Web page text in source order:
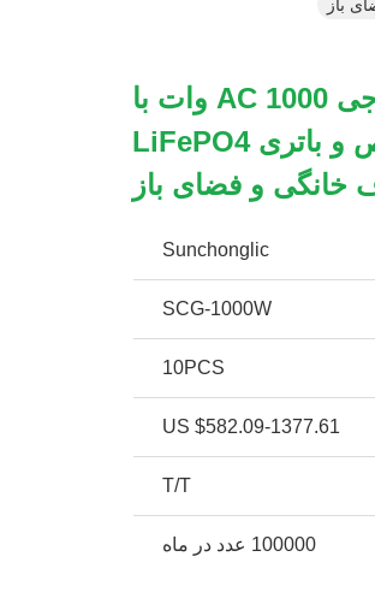
ژنراتور خورشیدی با خروجی AC 1000 وات با
اینورتر موج سینوسی خالص و باتری LiFePO4
خانگی و فضای باز
Sunchonglic
SCG-1000W
10PCS
US $582.09-1377.61
T/T
100000 عدد در ماه